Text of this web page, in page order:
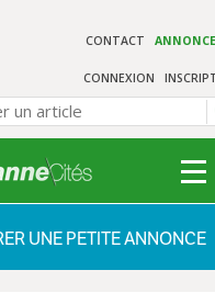
CONTACT
CONNEXION
UNE PETITE ANNONCE